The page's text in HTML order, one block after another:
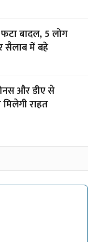
बादल, 5 लोग
सैलाब में बहे
और डीए से
मिलेगी राहत